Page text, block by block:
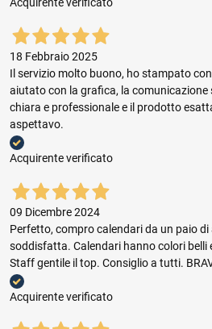
Acquirente verificato
18 Febbraio 2025
Il servizio molto buono, ho stampato
aiutato con la grafica, la comunicazione
chiara e professionale e il prodotto
aspettavo.
Acquirente verificato
09 Dicembre 2024
Perfetto, compro calendari da un paio
soddisfatta. Calendari hanno colori belli
Staff gentile il top. Consiglio a tutti.
Acquirente verificato